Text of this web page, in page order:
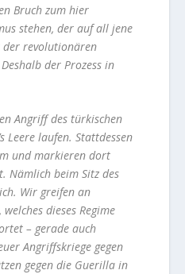
Bruch zum hier
stehen, der auf all jene
revolutionären
der Prozess in
Angriff des türkischen
Leere laufen. Stattdessen
und markieren dort
Nämlich beim Sitz des
Wir greifen an
dieses Regime
– gerade auch
Angriffskriege gegen
gegen die Guerilla in